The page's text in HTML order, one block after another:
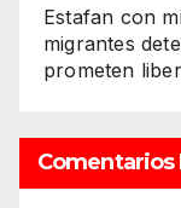
Estafan con
migrantes
prometen
Comentarios